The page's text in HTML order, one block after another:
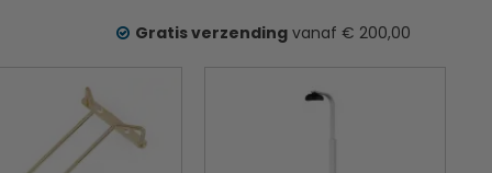
Gratis verzendingvanaf € 200,00